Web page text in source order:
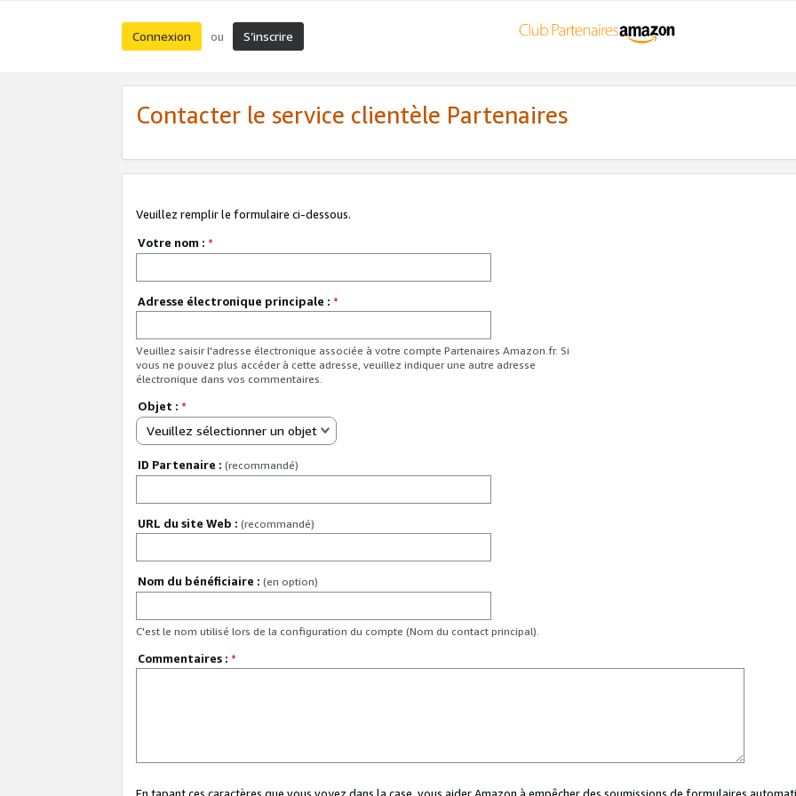
Connexion ou S’inscrire
Contacter le service clientèle Partenaires
Veuillez remplir le formulaire ci-dessous.
Votre nom : *
Adresse électronique principale : *
Veuillez saisir l'adresse électronique associée à votre compte Partenaires Amazon.fr. Si
vous ne pouvez plus accéder à cette adresse, veuillez indiquer une autre adresse
électronique dans vos commentaires.
Objet : *
Veuillez sélectionner un objet
ID Partenaire : (recommandé)
URL du site Web : (recommandé)
Nom du bénéficiaire : (en option)
C'est le nom utilisé lors de la configuration du compte (Nom du contact principal).
Commentaires : *